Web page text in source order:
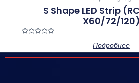
S Shape LED Strip
X60/72/120)
из
5
Подробнее